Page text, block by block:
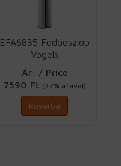
EFA6835 Fedőoszlop
Vogels
Ár: / Price
7590 Ft (27% áfával)
Kosárba